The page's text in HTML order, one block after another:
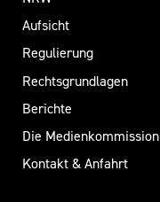
Aufsicht
Regulierung
Rechtsgrundlagen
Berichte
Die Medienkommission
Kontakt & Anfahrt